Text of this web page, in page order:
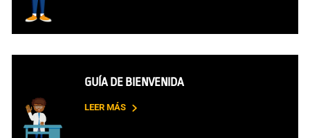
GUÍA DE BIENVENIDA
LEER MÁS